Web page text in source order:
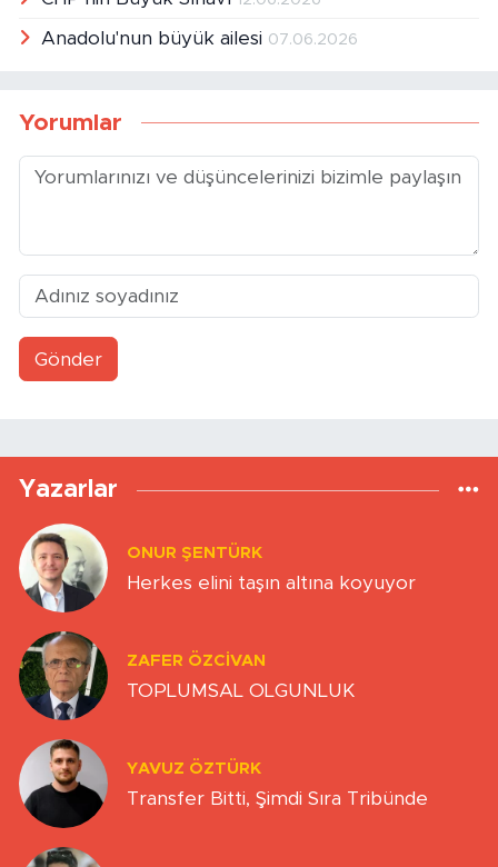
Anadolu'nun büyük ailesi 07.06.2026
Yorumlar
Gönder
Yazarlar
ONUR ŞENTÜRK
Herkes elini taşın altına koyuyor
ZAFER ÖZCIVAN
TOPLUMSAL OLGUNLUK
YAVUZ ÖZTÜRK
Transfer Bitti, Şimdi Sıra Tribünde